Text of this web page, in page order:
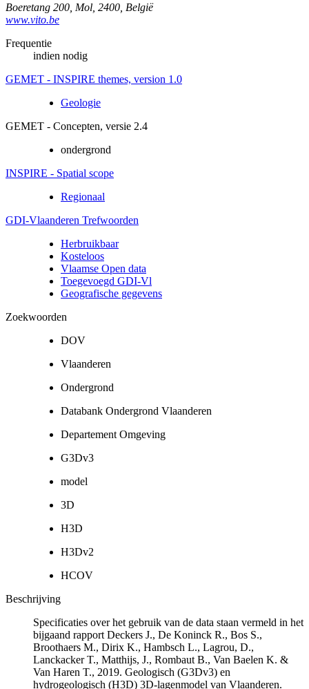
Boeretang 200 Mol 2400 België
www.vito.be
Frequentie
indien nodig
GEMET - INSPIRE themes, version 1.0
Geologie
GEMET - Concepten, versie 2.4
ondergrond
INSPIRE - Spatial scope
Regionaal
GDI-Vlaanderen Trefwoorden
Herbruikbaar
Kosteloos
Vlaamse Open data
Toegevoegd GDI-Vl
Geografische gegevens
Zoekwoorden
DOV
Vlaanderen
Ondergrond
Databank Ondergrond Vlaanderen
Departement Omgeving
G3Dv3
model
3D
H3D
H3Dv2
HCOV
Beschrijving
Specificaties over het gebruik van de data staan vermeld in het
bijgaand rapport Deckers J., De Koninck R., Bos S.,
Broothaers M., Dirix K., Hambsch L., Lagrou, D.,
Lanckacker T., Matthijs, J., Rombaut B., Van Baelen K. &
Van Haren T., 2019. Geologisch (G3Dv3) en
hydrogeologisch (H3D) 3D-lagenmodel van Vlaanderen.